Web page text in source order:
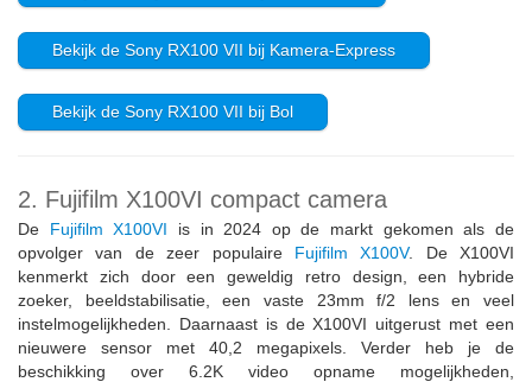
Bekijk de Sony RX100 VII bij Kamera-Express
Bekijk de Sony RX100 VII bij Bol
2. Fujifilm X100VI compact camera
De Fujifilm X100VI is in 2024 op de markt gekomen als de
opvolger van de zeer populaire Fujifilm X100V. De X100VI
kenmerkt zich door een geweldig retro design, een hybride
zoeker, beeldstabilisatie, een vaste 23mm f/2 lens en veel
instelmogelijkheden. Daarnaast is de X100VI uitgerust met een
nieuwere sensor met 40,2 megapixels. Verder heb je de
beschikking over 6.2K video opname mogelijkheden,